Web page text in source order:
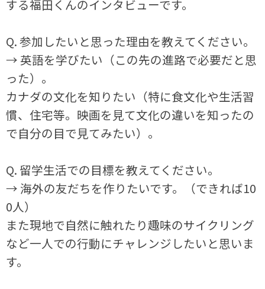
する福田くんのインタビューです。
Q. 参加したいと思った理由を教えてください。
→ 英語を学びたい（この先の進路で必要だと思
った）。
カナダの文化を知りたい（特に食文化や生活習
慣、住宅等。映画を見て文化の違いを知ったの
で自分の目で見てみたい）。
Q. 留学生活での目標を教えてください。
→ 海外の友だちを作りたいです。（できれば10
0人）
また現地で自然に触れたり趣味のサイクリング
など一人での行動にチャレンジしたいと思いま
す。